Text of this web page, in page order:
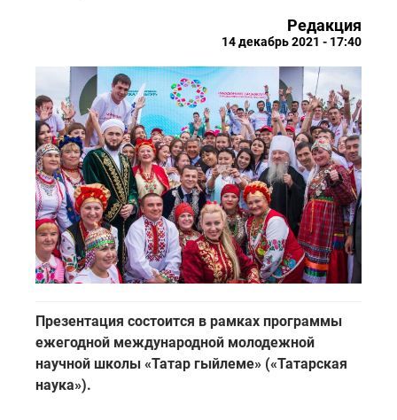
Редакция
14 декабрь 2021 - 17:40
Презентация состоится в рамках программы
ежегодной международной молодежной
научной школы «Татар гыйлеме» («Татарская
наука»).